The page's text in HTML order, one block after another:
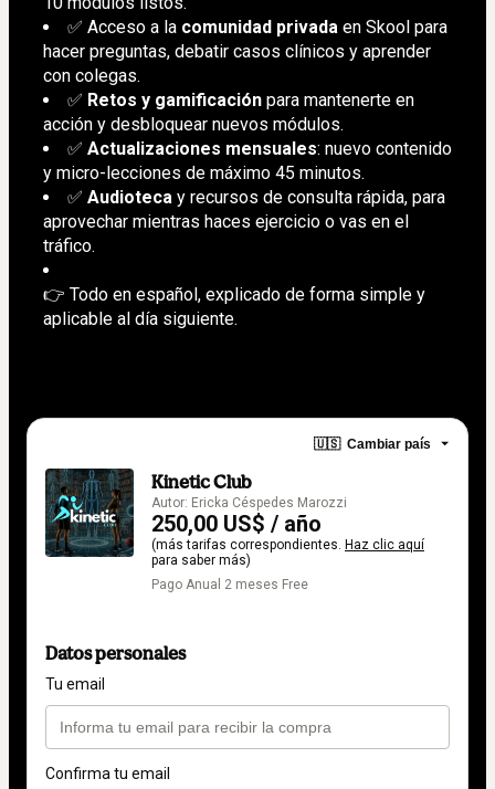
✅ Acceso a la comunidad privada en Skool para
hacer preguntas, debatir casos clínicos y aprender
con colegas.
✅ Retos y gamificación para mantenerte en
acción y desbloquear nuevos módulos.
✅ Actualizaciones mensuales: nuevo contenido
y micro-lecciones de máximo 45 minutos.
✅ Audioteca y recursos de consulta rápida, para
aprovechar mientras haces ejercicio o vas en el
tráfico.
👉 Todo en español, explicado de forma simple y
aplicable al día siguiente.
🇺🇸 Cambiar país
Kinetic Club
Autor: Ericka Céspedes Marozzi
250,00 US$ / año
(más tarifas correspondientes. Haz clic aquí
para saber más)
Pago Anual 2 meses Free
Datos personales
Tu email
Confirma tu email